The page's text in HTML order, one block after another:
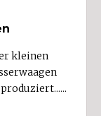
kleinen